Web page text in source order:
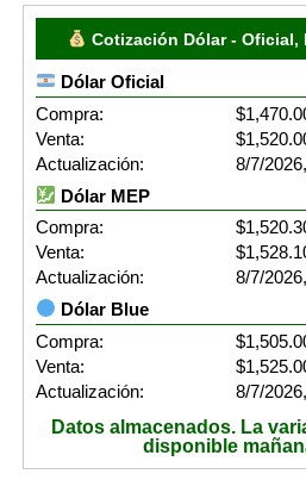
Cotización Dólar - Oficial,
Dólar Oficial
Compra:
Venta:
Actualización:
8/7/
Dólar MEP
Compra:
Venta:
Actualización:
8/7/
Dólar Blue
Compra:
Venta:
Actualización:
8/7/
Datos almacenados. La
disponible